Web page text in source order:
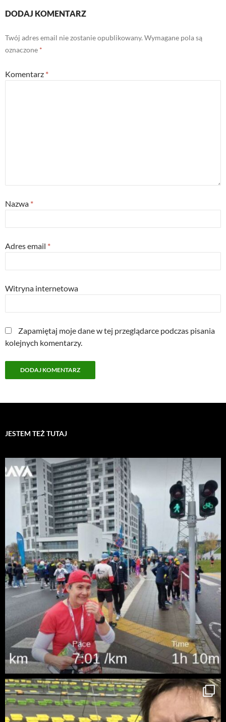
DODAJ KOMENTARZ
Twój adres email nie zostanie opublikowany. Wymagane pola są
oznaczone *
Komentarz *
Nazwa *
Adres email *
Witryna internetowa
Zapamiętaj moje dane w tej przeglądarce podczas pisania
kolejnych komentarzy.
JESTEM TEŻ TUTAJ